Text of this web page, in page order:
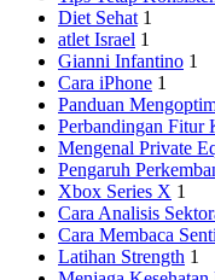
Diet Sehat 1
atlet Israel 1
Gianni Infantino 1
Cara iPhone 1
Panduan
Perbandingan Fitur
Mengenal Private
Pengaruh
Xbox Series X 1
Cara Analisis
Cara Membaca
Latihan Strength 1